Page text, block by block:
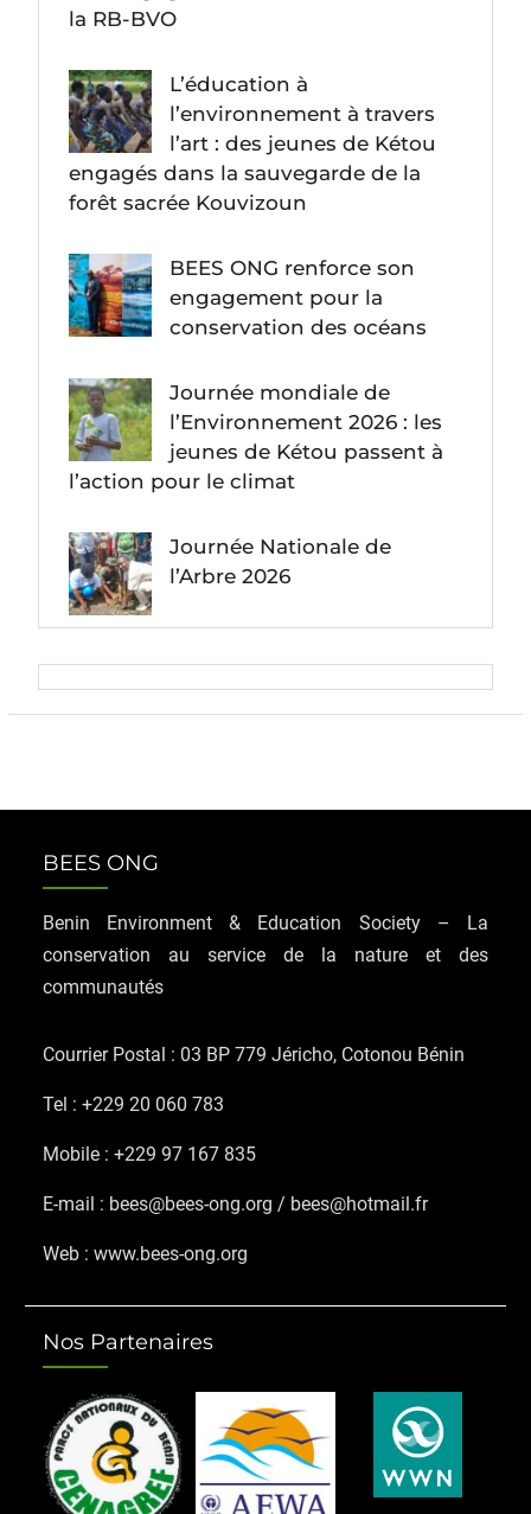
la RB-BVO
L’éducation à
l’environnement à travers
l’art : des jeunes de Kétou
engagés dans la sauvegarde de la
forêt sacrée Kouvizoun
BEES ONG renforce son
engagement pour la
conservation des océans
Journée mondiale de
l’Environnement 2026 : les
jeunes de Kétou passent à
l’action pour le climat
Journée Nationale de
l’Arbre 2026
BEES ONG
Benin Environment & Education Society – La
conservation au service de la nature et des
communautés
Courrier Postal : 03 BP 779 Jéricho, Cotonou Bénin
Tel : +229 20 060 783
Mobile : +229 97 167 835
E-mail : bees@bees-ong.org / bees@hotmail.fr
Web : www.bees-ong.org
Nos Partenaires